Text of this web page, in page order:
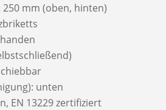
mm (oben, hinten)
unten
EN 13229 zertifiziert